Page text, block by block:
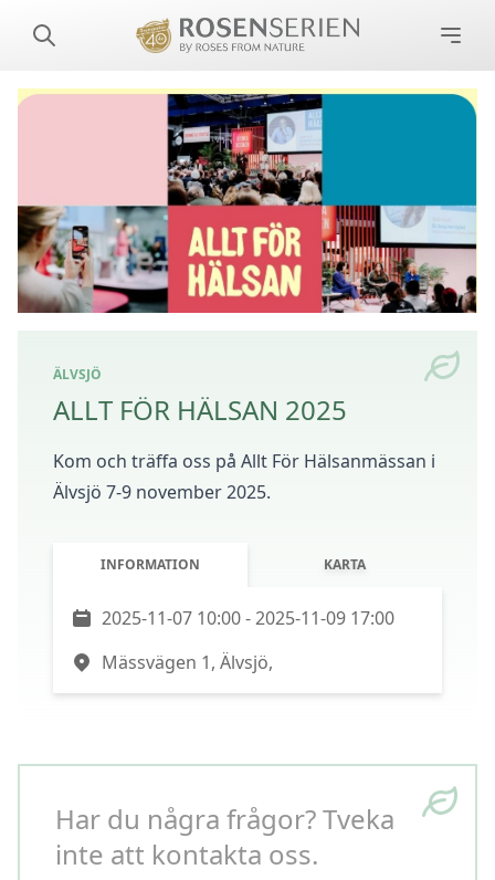
ÄLVSJÖ
ALLT FÖR HÄLSAN 2025
Kom och träffa oss på Allt För Hälsanmässan i
Älvsjö 7-9 november 2025.
INFORMATION KARTA
2025-11-07 10:00 - 2025-11-09 17:00
Mässvägen 1, Älvsjö,
Har du några frågor? Tveka
inte att kontakta oss.